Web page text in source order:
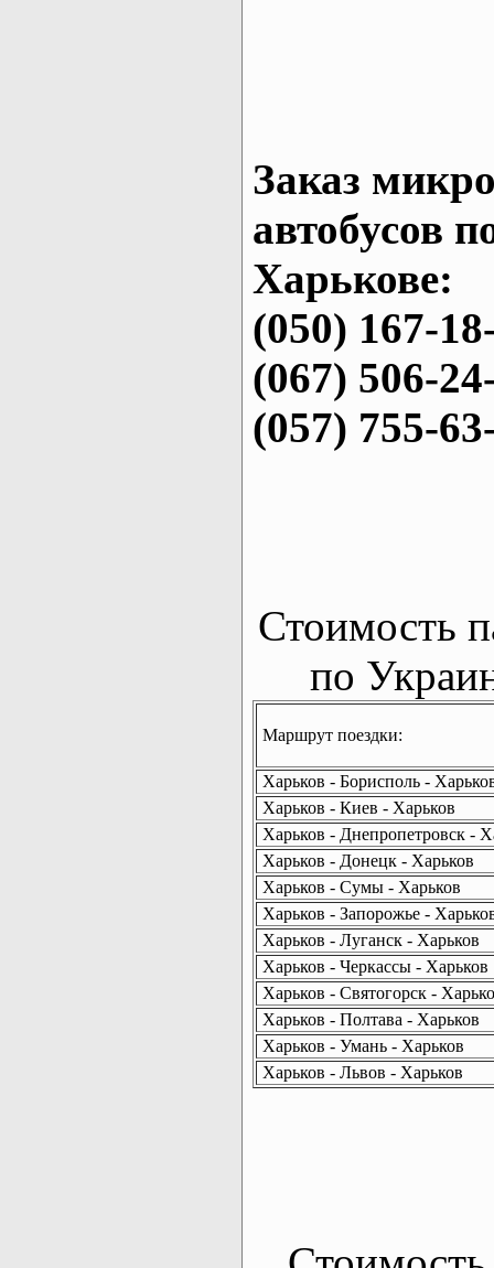
Заказ
автобусов
Харькове:
(050) 167-
(067) 506-
(057) 755-
Стоимость
по
Маршрут поездки:
Харьков - Борисполь -
Харьков - Киев - Харьков
Харьков - Днепропетровск -
Харьков - Донецк - Харьков
Харьков - Сумы - Харьков
Харьков - Запорожье -
Харьков - Луганск - Харьков
Харьков - Черкассы - Харьков
Харьков - Святогорск -
Харьков - Полтава - Харьков
Харьков - Умань - Харьков
Харьков - Львов - Харьков